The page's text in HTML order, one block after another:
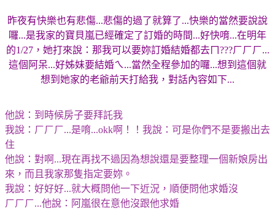
昨夜有快樂也有悲傷...悲傷的過了就算了...快樂的當然要說說
囉...是我家的寶貝嵐已經確定了訂婚的時間...好快唷...在明年
的1/27，她打來說：那我可以要妳訂婚結婚都去ㄇ???ㄏㄏㄏ...
這個阿呆...好姊妹要結婚ㄟ...當然全程參加的囉...想到這個就
想到她家的老爺前天打給我，對話內容如下...
他說：到時候房子要拜託我
我說：ㄏㄏㄏ...是唷...okk啊！！我說：可是你們不是要搬出去
住
他說：對啊...現在再找不過因為想說還是要整理一個新娘房出
來，而且我家那隻指定要妳。
我說：好好好...就大概問他一下近況，順便問他求婚沒
ㄏㄏㄏ...他說：阿嵐很在意他沒跟他求婚